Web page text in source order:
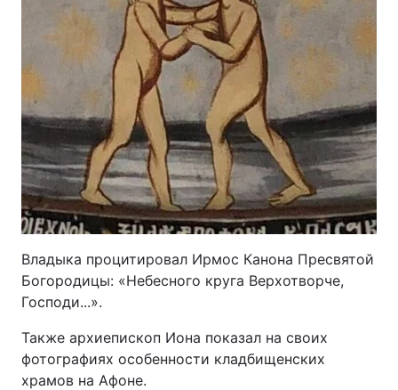
Владыка процитировал Ирмос Канона Пресвятой
Богородицы: «Небесного круга Верхотворче,
Господи...».
Также архиепископ Иона показал на своих
фотографиях особенности кладбищенских
храмов на Афоне.